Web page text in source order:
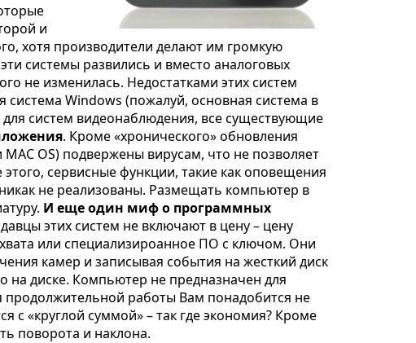
и
хотя производители делают им громкую
системы развились и вместо аналоговых
не изменилась. Недостатками этих систем
Windows (пожалуй, основная система в
систем видеонаблюдения, все существующие
. Кроме «хронического» обновления
OS) подвержены вирусам, что не позволяет
сервисные функции, такие как оповещения
не реализованы. Размещать компьютер в
И еще один миф о программных
этих систем не включают в цену – цену
или специализироанное ПО с ключом. Они
камер и записывая события на жесткий диск
на диске. Компьютер не предназначен для
работы Вам понадобится не
с «круглой суммой» – так где экономия? Кроме
поворота и наклона.